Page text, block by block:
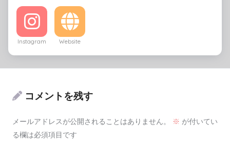
Instagram Website
コメントを残す
メールアドレスが公開されることはありません。 ※ が付いてい
る欄は必須項目です